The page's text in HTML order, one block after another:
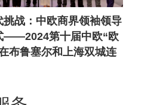
挑战：中欧商界领袖领导
——2024第十届中欧“欧
布鲁塞尔和上海双城连